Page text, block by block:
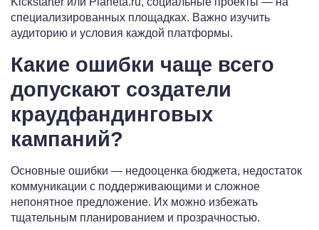
специализированных площадках. Важно изучить
аудиторию и условия каждой платформы.
Какие ошибки чаще всего
допускают создатели
краудфандинговых
кампаний?
Основные ошибки — недооценка бюджета, недостаток
коммуникации с поддерживающими и сложное
непонятное предложение. Их можно избежать
тщательным планированием и прозрачностью.